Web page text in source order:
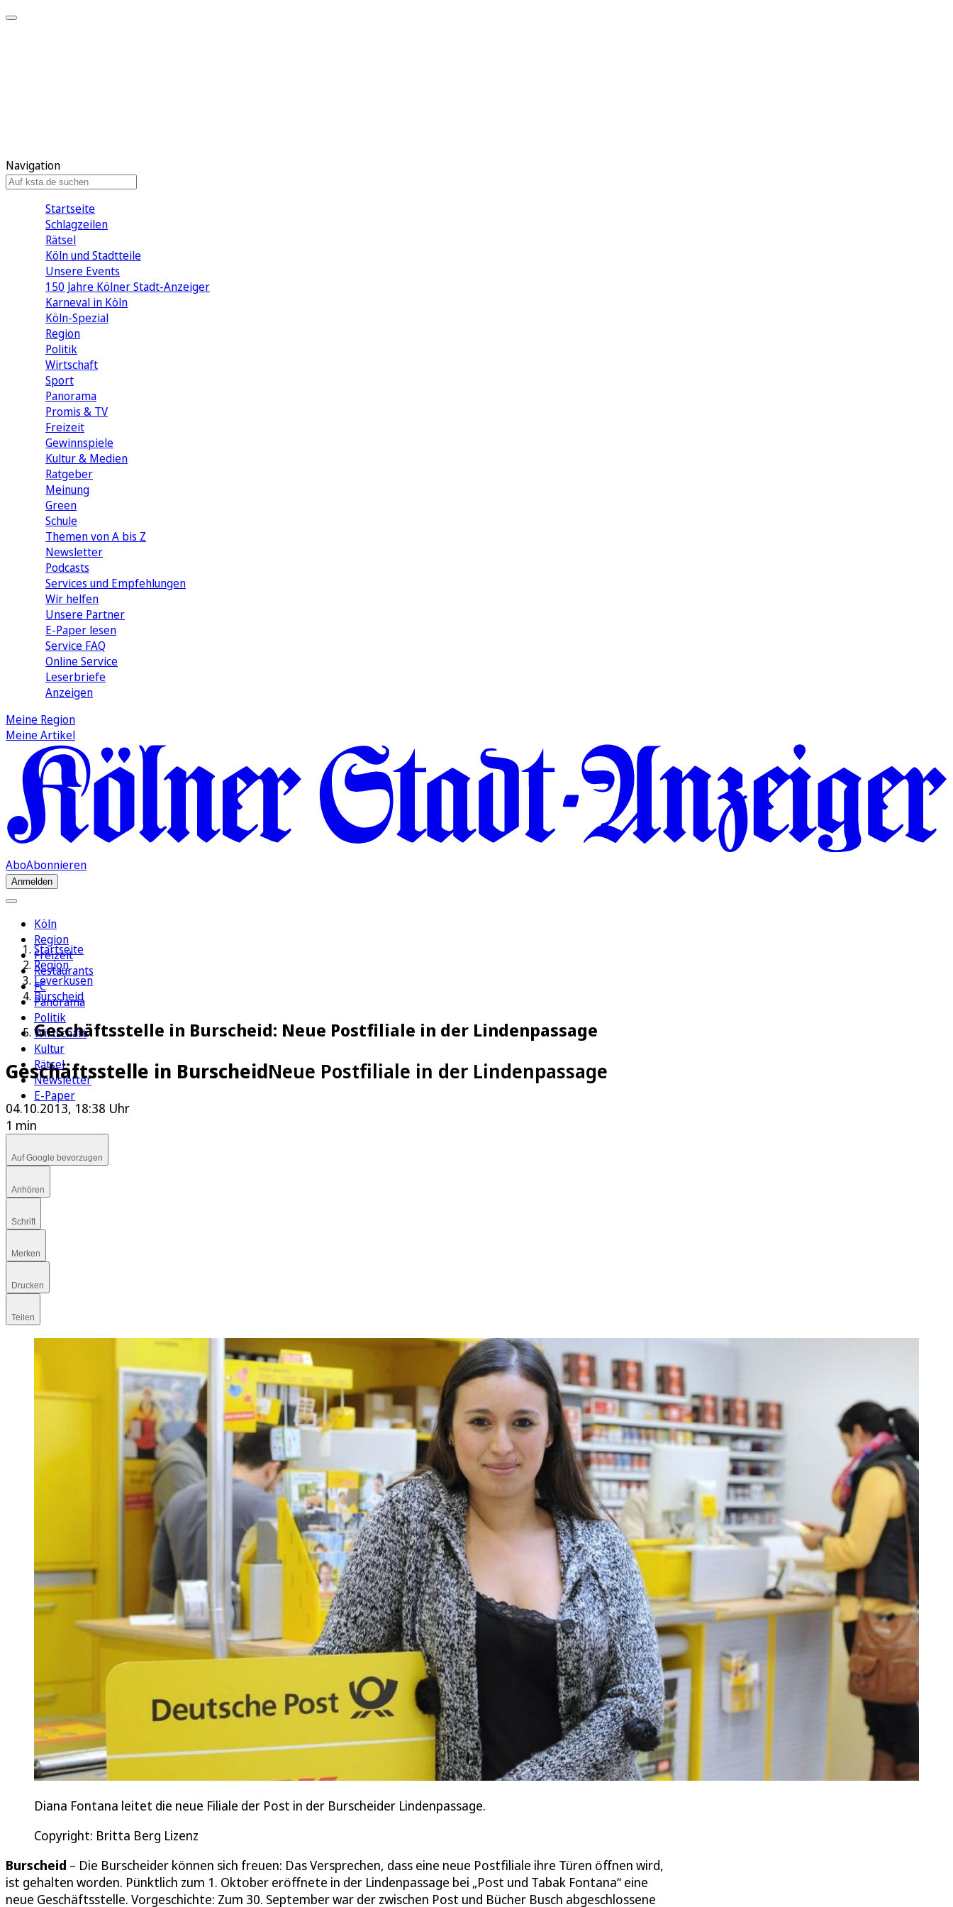
Navigation
Startseite
Schlagzeilen
Rätsel
Köln und Stadtteile
Unsere Events
150 Jahre Kölner Stadt-Anzeiger
Karneval in Köln
Köln-Spezial
Region
Politik
Wirtschaft
Sport
Panorama
Promis & TV
Freizeit
Gewinnspiele
Kultur & Medien
Ratgeber
Meinung
Green
Schule
Themen von A bis Z
Newsletter
Podcasts
Services und Empfehlungen
Wir helfen
Unsere Partner
E-Paper lesen
Service FAQ
Online Service
Leserbriefe
Anzeigen
Meine Region
Meine Artikel
AboAbonnieren
Anmelden
Köln
Region
Freizeit
Restaurants
FC
Panorama
Politik
Wirtschaft
Kultur
Rätsel
Newsletter
E-Paper
Startseite
Region
Leverkusen
Burscheid
Geschäftsstelle in Burscheid: Neue Postfiliale in der Lindenpassage
Geschäftsstelle in BurscheidNeue Postfiliale in der Lindenpassage
04.10.2013, 18:38 Uhr
1 min
Auf Google bevorzugen
Anhören
Schrift
Merken
Drucken
Teilen
Diana Fontana leitet die neue Filiale der Post in der Burscheider Lindenpassage.
Copyright: Britta Berg Lizenz
Burscheid – Die Burscheider können sich freuen: Das Versprechen, dass eine neue Postfiliale ihre Türen öffnen wird,
ist gehalten worden. Pünktlich zum 1. Oktober eröffnete in der Lindenpassage bei „Post und Tabak Fontana“ eine
neue Geschäftsstelle. Vorgeschichte: Zum 30. September war der zwischen Post und Bücher Busch abgeschlossene